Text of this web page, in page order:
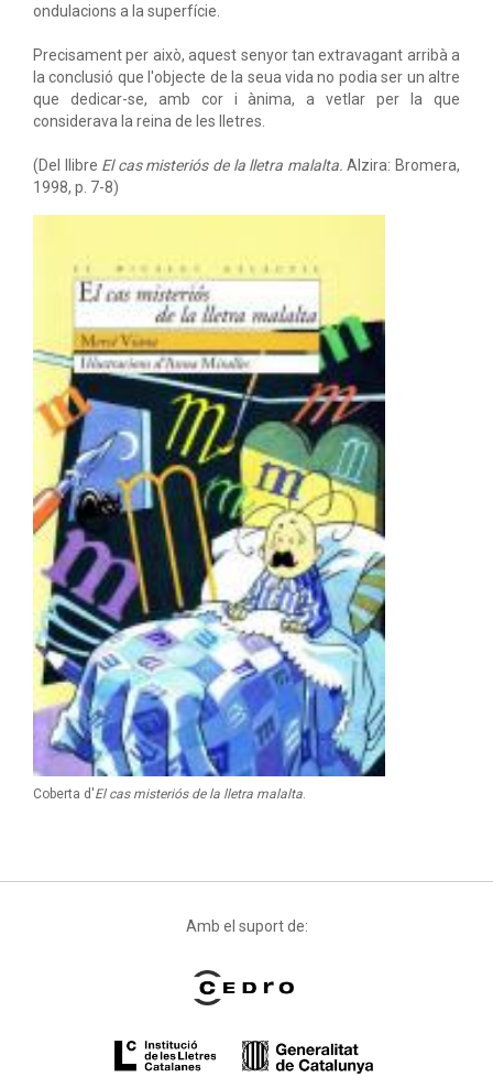
Coberta d'El cas misteriós de la lletra malalta
ondulacions a la superfície.
Precisament per això, aquest senyor tan extravagant arribà a
la conclusió que l'objecte de la seua vida no podia ser un altre
que dedicar-se, amb cor i ànima, a vetlar per la que
considerava la reina de les lletres.
(Del llibre El cas misteriós de la lletra malalta. Alzira: Bromera,
1998, p. 7-8)
Amb el suport de: